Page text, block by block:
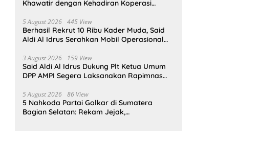
Khawatir dengan Kehadiran Koperasi
5 August 2026 445 View
Berhasil Rekrut 10 Ribu Kader Muda, Said
Aldi Al Idrus Serahkan Mobil Operasional
3 August 2026 159 View
Said Aldi Al Idrus Dukung Plt Ketua Umum
DPP AMPI Segera Laksanakan Rapimnas
5 August 2026 86 View
5 Nahkoda Partai Golkar di Sumatera
Bagian Selatan: Rekam Jejak,